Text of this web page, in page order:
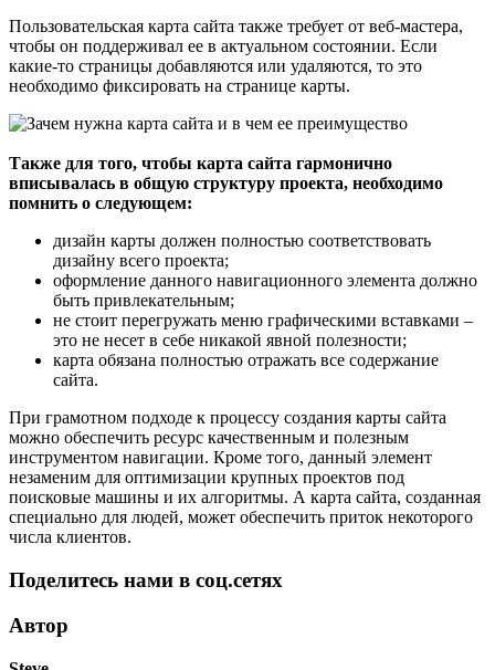
Пользовательская карта сайта также требует от веб-мастера,
чтобы он поддерживал ее в актуальном состоянии. Если
какие-то страницы добавляются или удаляются, то это
необходимо фиксировать на странице карты.
Также для того, чтобы карта сайта гармонично
вписывалась в общую структуру проекта, необходимо
помнить о следующем:
дизайн карты должен полностью соответствовать
дизайну всего проекта;
оформление данного навигационного элемента должно
быть привлекательным;
не стоит перегружать меню графическими вставками –
это не несет в себе никакой явной полезности;
карта обязана полностью отражать все содержание
сайта.
При грамотном подходе к процессу создания карты сайта
можно обеспечить ресурс качественным и полезным
инструментом навигации. Кроме того, данный элемент
незаменим для оптимизации крупных проектов под
поисковые машины и их алгоритмы. А карта сайта, созданная
специально для людей, может обеспечить приток некоторого
числа клиентов.
Поделитесь нами в соц.сетях
Автор